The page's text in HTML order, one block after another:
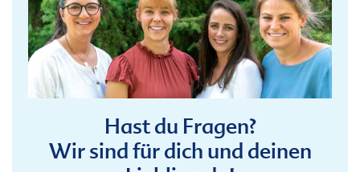
Hast du Fragen?
Wir sind für dich und deinen